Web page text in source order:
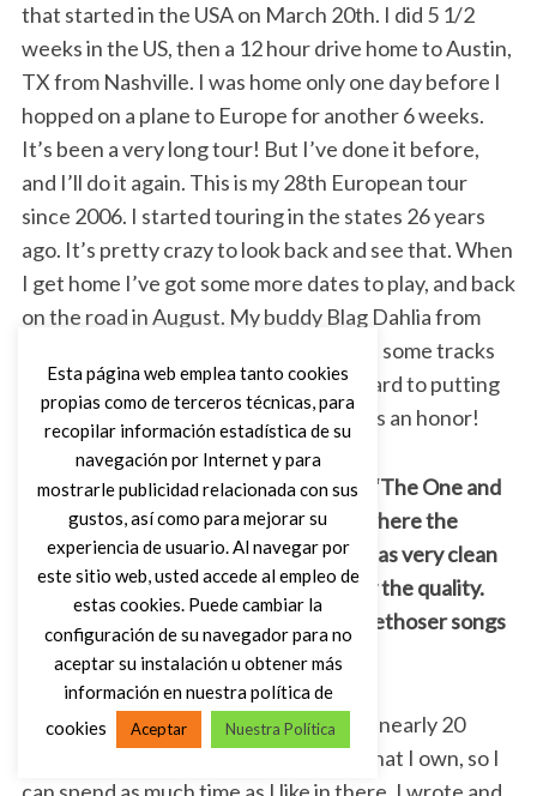
that started in the USA on March 20th. I did 5 1/2
weeks in the US, then a 12 hour drive home to Austin,
TX from Nashville. I was home only one day before I
hopped on a plane to Europe for another 6 weeks.
It’s been a very long tour! But I’ve done it before,
and I’ll do it again. This is my 28th European tour
since 2006. I started touring in the states 26 years
ago. It’s pretty crazy to look back and see that. When
I get home I’ve got some more dates to play, and back
on the road in August. My buddy Blag Dahlia from
The Dwarves have asked me to record some tracks
for their next record. I’m looking forward to putting
those to tape as soon as I get home. It’s an honor!
First release in 4 years Scott with this “The One and
Only”, recorded at Hiram’s Hell Hole where the
whole album has a live raw sound, yethas very clean
production. Frankly, I’m blown awayby the quality.
Was it a long or difficult process? Werethoser songs
written during the pandemic?
Actually I’m on Bloodshot Records for nearly 20
years. Hiram’s Hell Hole is the studio that I own, so I
Esta página web emplea tanto cookies
propias como de terceros técnicas, para
recopilar información estadística de su
navegación por Internet y para
mostrarle publicidad relacionada con sus
gustos, así como para mejorar su
experiencia de usuario. Al navegar por
este sitio web, usted accede al empleo de
estas cookies. Puede cambiar la
configuración de su navegador para no
aceptar su instalación u obtener más
información en nuestra política de
cookies
Aceptar Nuestra Política